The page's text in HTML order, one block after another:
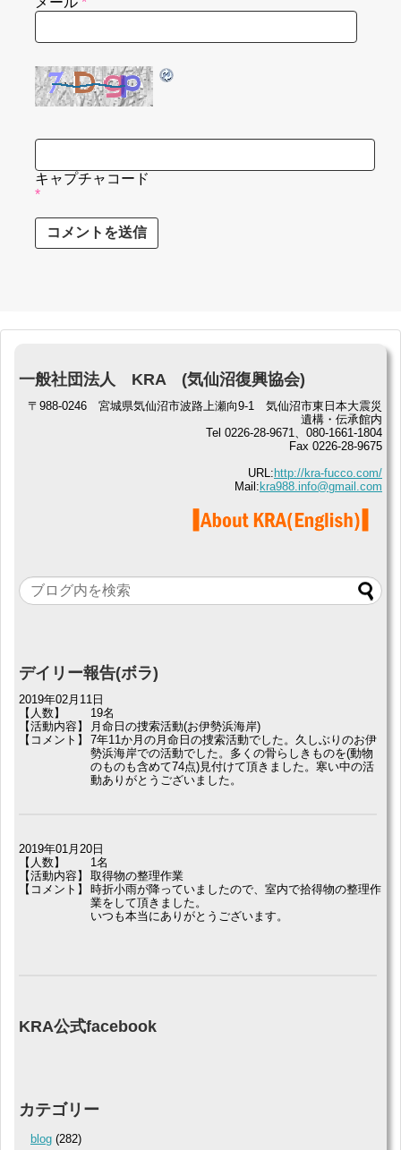
キャプチャコード
*
一般社団法人 KRA (気仙沼復興協会)
〒988-0246 宮城県気仙沼市波路上瀬向9-1 気仙沼市東日本大震災
遺構・伝承館内
Tel 0226-28-9671、080-1661-1804
Fax 0226-28-9675
URL: http://kra-fucco.com/
Mail: kra988.info@gmail.com
デイリー報告(ボラ)
2019年02月11日
【人数】
19名
【活動内容】
月命日の捜索活動(お伊勢浜海岸)
【コメント】
7年11か月の月命日の捜索活動でした。久しぶりのお伊
勢浜海岸での活動でした。多くの骨らしきものを(動物
のものも含めて74点)見付けて頂きました。寒い中の活
動ありがとうございました。
2019年01月20日
【人数】
1名
【活動内容】
取得物の整理作業
【コメント】
時折小雨が降っていましたので、室内で拾得物の整理作
業をして頂きました。
いつも本当にありがとうございます。
KRA公式facebook
カテゴリー
blog (282)